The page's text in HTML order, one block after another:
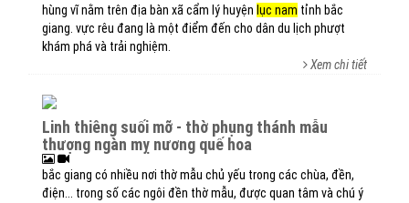
hùng vĩ nằm trên địa bàn xã cẩm lý huyện lục nam tỉnh bắc
giang. vực rêu đang là một điểm đến cho dân du lịch phượt
khám phá và trải nghiệm.
Xem chi tiết
linh thiêng suối mỡ - thờ phụng thánh mẫu
thượng ngàn mỵ nương quế hoa
bắc giang có nhiều nơi thờ mẫu chủ yếu trong các chùa, đền,
điện... trong số các ngôi đền thờ mẫu, được quan tâm và chú ý